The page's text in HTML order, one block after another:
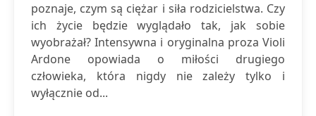
poznaje, czym są ciężar i siła rodzicielstwa. Czy
ich życie będzie wyglądało tak, jak sobie
wyobrażał? Intensywna i oryginalna proza Violi
Ardone opowiada o miłości drugiego
człowieka, która nigdy nie zależy tylko i
wyłącznie od...